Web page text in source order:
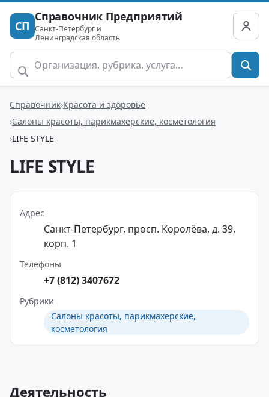
СП
Справочник Предприятий
Санкт-Петербург и
Ленинградская область
Справочник Красота и здоровье
Салоны красоты, парикмахерские, косметология
LIFE STYLE
LIFE STYLE
Адрес
Санкт-Петербург, просп. Королёва, д. 39,
корп. 1
Телефоны
+7 (812) 3407672
Рубрики
Салоны красоты, парикмахерские,
косметология
Деятельность